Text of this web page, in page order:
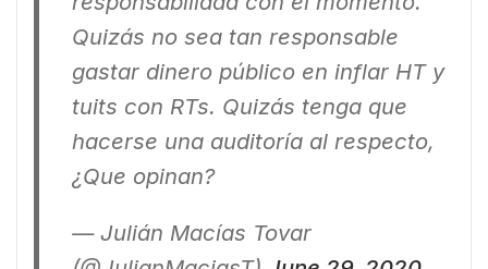
Quizás no sea tan responsable
gastar dinero público en inflar HT y
tuits con RTs. Quizás tenga que
hacerse una auditoría al respecto,
¿Que opinan?
— Julián Macías Tovar